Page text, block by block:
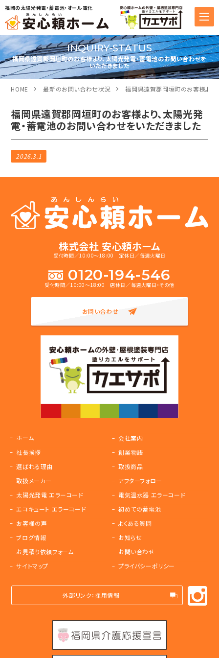
福岡の太陽光発電・蓄電池・オール電化
INQUIRY-STATUS
福岡県遠賀郡岡垣町のお客様より、太陽光発電・蓄電池のお問い合わせを
いただきました
HOME 最新のお問い合わせ状況 福岡県遠賀郡岡垣町のお客様より
福岡県遠賀郡岡垣町のお客様より、太陽光発
電・蓄電池のお問い合わせをいただきました
2026.3.1
株式会社 安心頼ホーム
受付時間／10:00～18:00 定休日／毎週火曜日
0120-194-546
受付時間／10:00～18:00 店休日／毎週火曜日・その他
お問い合わせ
ホーム
会社案内
社長挨拶
創業物語
選ばれる理由
取扱商品
取扱メーカー
アフターフォロー
太陽光発電 エラーコード
電気温水器 エラーコード
エコキュート エラーコード
初めての蓄電池
お客様の声
よくある質問
ブログ情報
お知らせ
お見積り依頼フォーム
お問い合わせ
サイトマップ
プライバシーポリシー
外部リンク：採用情報